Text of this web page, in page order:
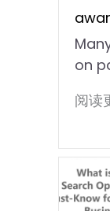
on
阅读